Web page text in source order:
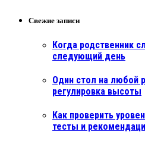
Свежие записи
Когда родственник
следующий день
Один стол на любой
регулировка высоты
Как проверить
тесты и